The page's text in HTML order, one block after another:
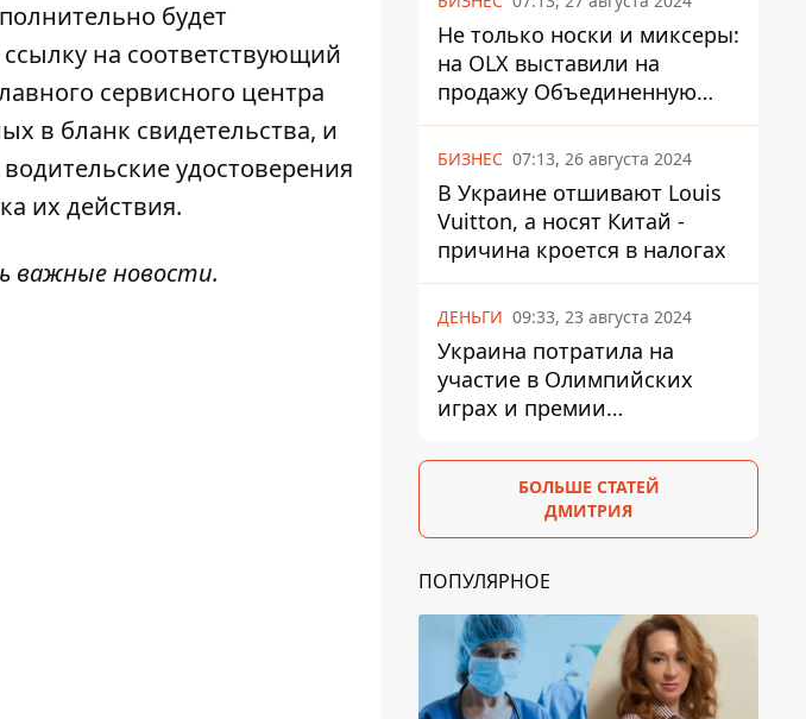
будет
на соответствующий
сервисного центра
в бланк свидетельства, и
удостоверения
их действия.
важные новости.
Не только носки и миксеры:
на OLX выставили на
продажу Объединенную
Горно-Химическую
Компанию за многие
миллиарды
БИЗНЕС 07:13, 26 августа 2024
В Украине отшивают Louis
Vuitton, а носят Китай -
причина кроется в налогах
ДЕНЬГИ 09:33, 23 августа 2024
Украина потратила на
участие в Олимпийских
играх и премии
БОЛЬШЕ СТАТЕЙ
ДМИТРИЯ
ПОПУЛЯРНОЕ